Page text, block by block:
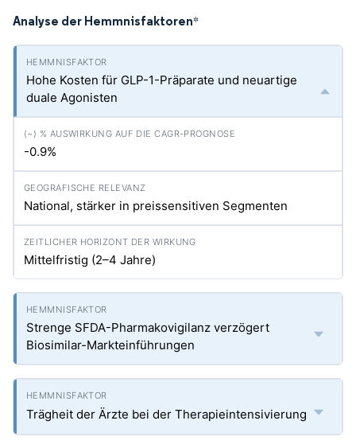
Analyse der Hemmnisfaktoren*
Hohe Kosten für GLP-1-Präparate und neuartige
duale Agonisten
-0.9%
National, stärker in preissensitiven Segmenten
Mittelfristig (2–4 Jahre)
Strenge SFDA-Pharmakovigilanz verzögert
Biosimilar-Markteinführungen
Trägheit der Ärzte bei der Therapieintensivierung